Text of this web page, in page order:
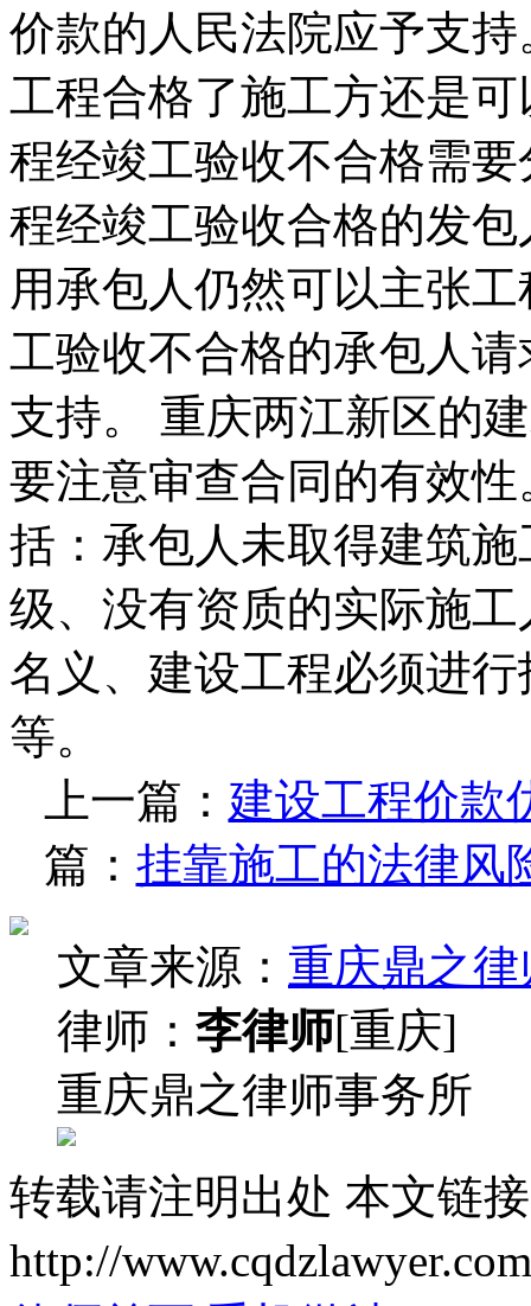
价款的人民法院应予支
工程合格了施工方还是
程经竣工验收不合格需
程经竣工验收合格的发
用承包人仍然可以主张
工验收不合格的承包人
支持。 重庆两江新区的
要注意审查合同的有效
括：承包人未取得建筑
级、没有资质的实际施
名义、建设工程必须进
等。
上一篇： 建设工程价款
篇： 挂靠施工的法律风
文章来源： 重庆鼎之
律师： 李律师[重庆]
重庆鼎之律师事务所
转载请注明出处 本文链
http://